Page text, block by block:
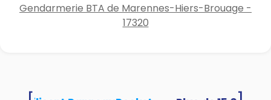
Gendarmerie BTA de Marennes-Hiers-Brouage -
17320